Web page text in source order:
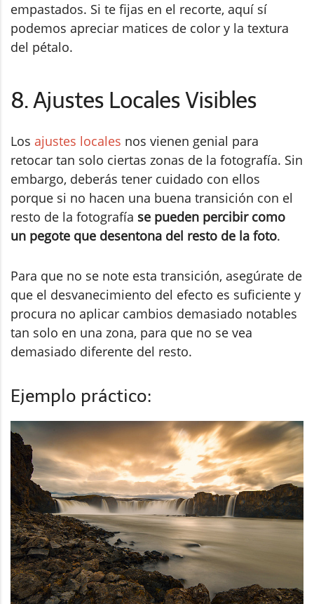
empastados. Si te fijas en el recorte, aquí sí
podemos apreciar matices de color y la textura
del pétalo.
8. Ajustes Locales Visibles
Los ajustes locales nos vienen genial para
retocar tan solo ciertas zonas de la fotografía. Sin
embargo, deberás tener cuidado con ellos
porque si no hacen una buena transición con el
resto de la fotografía se pueden percibir como
un pegote que desentona del resto de la foto.
Para que no se note esta transición, asegúrate de
que el desvanecimiento del efecto es suficiente y
procura no aplicar cambios demasiado notables
tan solo en una zona, para que no se vea
demasiado diferente del resto.
Ejemplo práctico: